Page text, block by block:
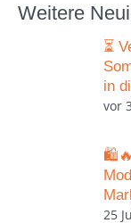
Weitere
⏳
in
vor
25